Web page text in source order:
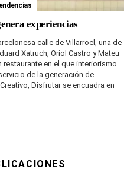
experiencias
calle de Villarroel, una de
Xatruch, Oriol Castro y Mateu
restaurante en el que interiorismo
de la generación de
Disfrutar se encuadra en